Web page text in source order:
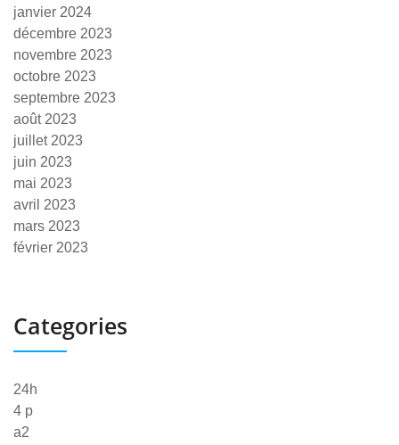
janvier 2024
décembre 2023
novembre 2023
octobre 2023
septembre 2023
août 2023
juillet 2023
juin 2023
mai 2023
avril 2023
mars 2023
février 2023
Categories
24h
4 p
a2